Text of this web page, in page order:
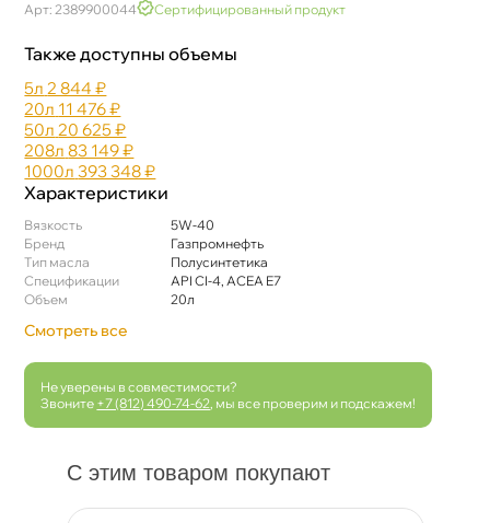
Арт: 2389900044 Сертифицированный продукт
Также доступны объемы
5л 2 844 ₽
20л 11 476 ₽
50л 20 625 ₽
208л 83 149 ₽
1000л 393 348 ₽
Характеристики
язкость
5W-40
Бренд
Газпромнефть
Тип масла
Полусинтетика
Спецификации
API CI-4, ACEA E7
Объем
20л
Смотреть все
Не уверены в совместимости?
Звоните +7 (812) 490-74-62 , мы все проверим и подскажем!
С этим товаром покупают